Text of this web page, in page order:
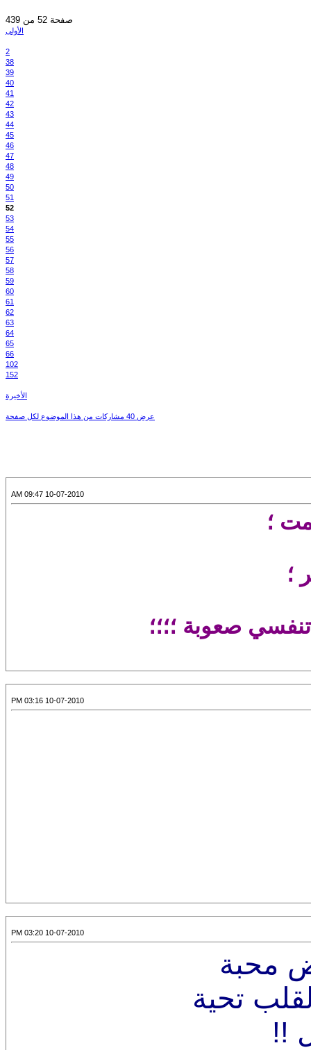
صفحة 52 من 439
الأولى
2
38
39
40
41
42
43
44
45
46
47
48
49
50
51
52
53
54
55
56
57
58
59
60
61
62
63
64
65
66
102
152
الأخيرة
عرض 40 مشاركات من هذا الموضوع لكل صفحة
10-07-2010 09:47 AM
؛
؛
صعوبة ؛؛؛؛
10-07-2010 03:16 PM
10-07-2010 03:20 PM
محبة
تحية
!!